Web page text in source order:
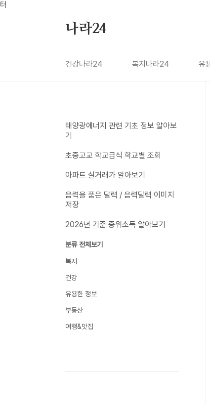
터
본문 바로가기
나라24
건강나라24 복지나라24 유
태양광에너지 관련 기초 정보 알아보
기
초중고교 학교급식 학교별 조회
아파트 실거래가 알아보기
음력을 품은 달력 / 음력달력 이미지
저장
2026년 기준 중위소득 알아보기
분류 전체보기
복지
건강
유용한 정보
부동산
여행&맛집